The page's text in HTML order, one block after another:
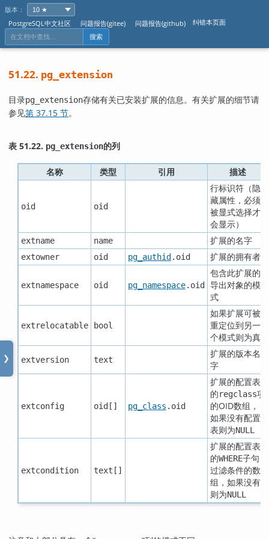
版本：
PostgreSQL中文社区
问题报告(gitee) 问题报告(github) 纠错本页面
搜索
❯
51.22. pg_extension
目录pg_extension存储有关已安装扩展的信息。有关扩展的细节请
参见第 37.15 节。
表 51.22. pg_extension的列
名称 类型 引用 描述
oid oid
行标识符（隐
藏属性，必须
被显式选择才
会显示）
extname name 扩展的名字
extowner oid pg_authid .oid 扩展的拥有者
extnamespace oid pg_namespace.oid
包含此扩展的
导出对象的模
式
extrelocatable bool
如果扩展可被
重定位到另一
个模式则为真
extversion text
扩展的版本名
字
extconfig oid[] pg_class .oid
扩展的配置表
的regclass项
的OID数组，
如果没有配置
表则为NULL
extcondition text[]
扩展的配置表
的WHERE子句
过滤条件的数
组，如果没有
则为NULL